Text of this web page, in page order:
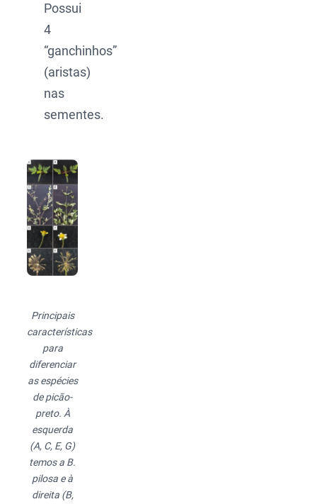
Possui
4
“ganchinhos”
(aristas)
nas
sementes.
Principais
características
para
diferenciar
as espécies
de picão-
preto. À
esquerda
(A, C, E, G)
temos a B.
pilosa e à
direita (B,